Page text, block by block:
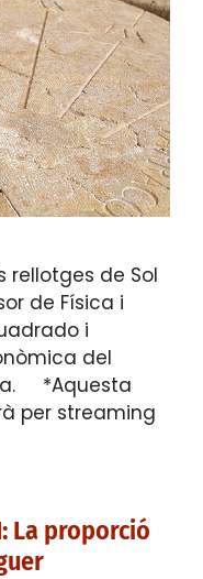
rellotges de Sol
de Física i
i
del
*Aquesta
per streaming
La proporció